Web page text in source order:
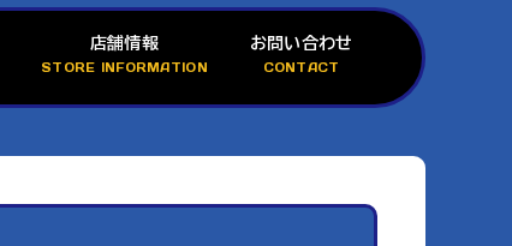
店舗情報
STORE INFORMATION
お問い合わせ
CONTACT